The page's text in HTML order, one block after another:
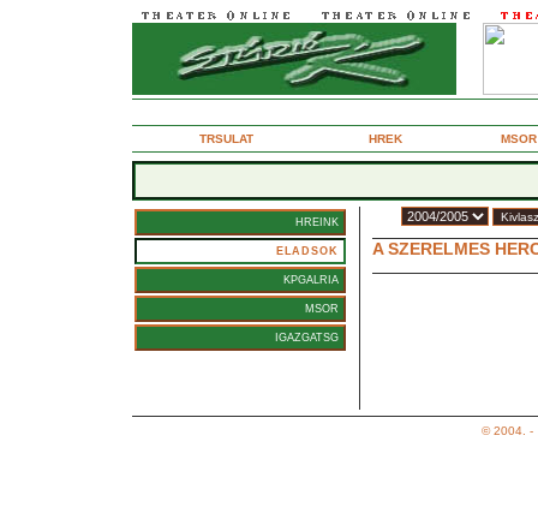
TRSULAT
HREK MSOR
HREINK
ELADSOK
KPGALRIA
MSOR
IGAZGATSG
A SZERELMES
© 2004. -